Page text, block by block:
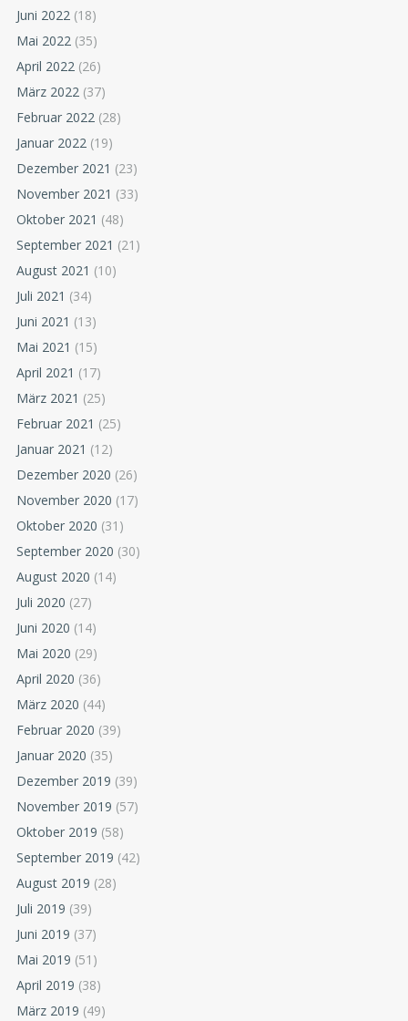
Juni 2022 (18)
Mai 2022 (35)
April 2022 (26)
März 2022 (37)
Februar 2022 (28)
Januar 2022 (19)
Dezember 2021 (23)
November 2021 (33)
Oktober 2021 (48)
September 2021 (21)
August 2021 (10)
Juli 2021 (34)
Juni 2021 (13)
Mai 2021 (15)
April 2021 (17)
März 2021 (25)
Februar 2021 (25)
Januar 2021 (12)
Dezember 2020 (26)
November 2020 (17)
Oktober 2020 (31)
September 2020 (30)
August 2020 (14)
Juli 2020 (27)
Juni 2020 (14)
Mai 2020 (29)
April 2020 (36)
März 2020 (44)
Februar 2020 (39)
Januar 2020 (35)
Dezember 2019 (39)
November 2019 (57)
Oktober 2019 (58)
September 2019 (42)
August 2019 (28)
Juli 2019 (39)
Juni 2019 (37)
Mai 2019 (51)
April 2019 (38)
März 2019 (49)